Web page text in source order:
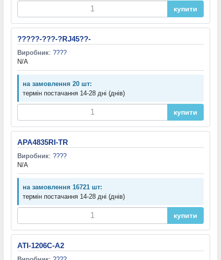
купити
?????-???-?RJ45??-
Виробник: ????
N/A
на замовлення 20 шт:
термін постачання 14-28 дні (днів)
купити
APA4835RI-TR
Виробник: ????
N/A
на замовлення 16721 шт:
термін постачання 14-28 дні (днів)
купити
ATI-1206C-A2